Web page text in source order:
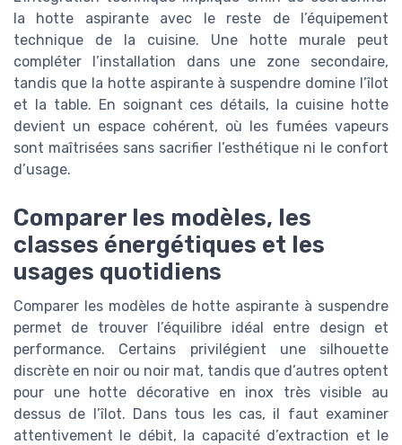
la hotte aspirante avec le reste de l’équipement
technique de la cuisine. Une hotte murale peut
compléter l’installation dans une zone secondaire,
tandis que la hotte aspirante à suspendre domine l’îlot
et la table. En soignant ces détails, la cuisine hotte
devient un espace cohérent, où les fumées vapeurs
sont maîtrisées sans sacrifier l’esthétique ni le confort
d’usage.
Comparer les modèles, les
classes énergétiques et les
usages quotidiens
Comparer les modèles de hotte aspirante à suspendre
permet de trouver l’équilibre idéal entre design et
performance. Certains privilégient une silhouette
discrète en noir ou noir mat, tandis que d’autres optent
pour une hotte décorative en inox très visible au
dessus de l’îlot. Dans tous les cas, il faut examiner
attentivement le débit, la capacité d’extraction et le